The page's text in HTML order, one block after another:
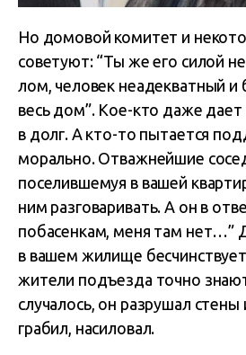
Но домовой комитет и
советуют: “Ты же его силой
лом, человек неадекватный и
весь дом”. Кое-кто даже дает
в долг. А кто-то пытается
морально. Отважнейшие
поселившемуя в вашей
ним разговаривать. А он в
побасенкам, меня там нет…”
в вашем жилище
жители подъезда точно
случалось, он разрушал стены
грабил, насиловал.